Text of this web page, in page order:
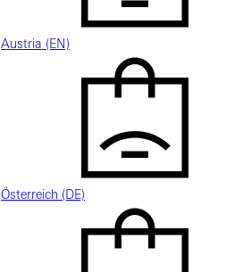
Austria (EN)
Österreich (DE)